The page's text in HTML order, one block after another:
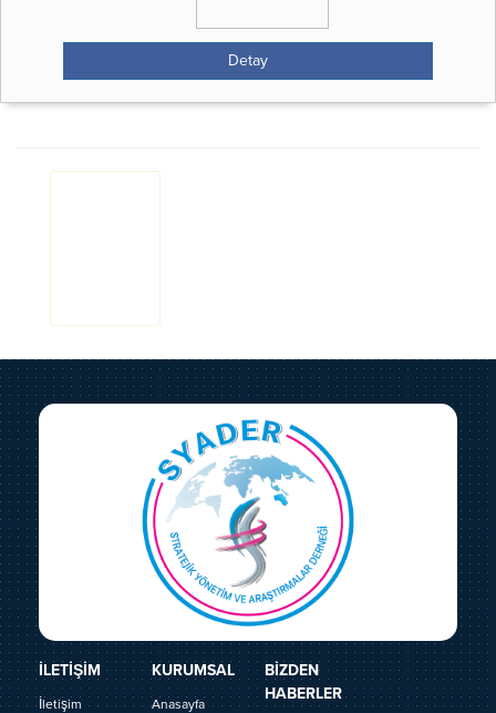
Detay
İLETİŞİM
İletişim
KURUMSAL
Anasayfa
BİZDEN
HABERLER